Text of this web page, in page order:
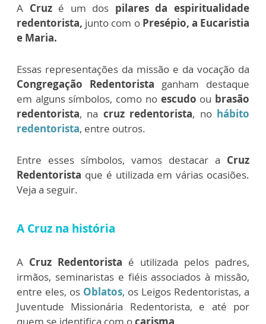
A Cruz é um dos pilares da espiritualidade
redentorista, junto com o Presépio, a Eucaristia
e Maria.
Essas representações da missão e da vocação da
Congregação Redentorista ganham destaque
em alguns símbolos, como no escudo ou brasão
redentorista, na cruz redentorista, no hábito
redentorista, entre outros.
Entre esses símbolos, vamos destacar a Cruz
Redentorista que é utilizada em várias ocasiões.
Veja a seguir.
A Cruz na história
A Cruz Redentorista é utilizada pelos padres,
irmãos, seminaristas e fiéis associados à missão,
entre eles, os Oblatos, os Leigos Redentoristas, a
Juventude Missionária Redentorista, e até por